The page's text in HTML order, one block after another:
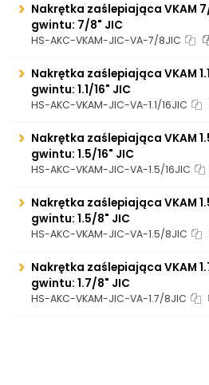
Nakrętka zaślepiająca VKAM
gwintu: 7/8" JIC
HS-AKC-VKAM-JIC-VA-7/8JIC
Nakrętka zaślepiająca VKAM
gwintu: 1.1/16" JIC
HS-AKC-VKAM-JIC-VA-1.1/16JIC
Nakrętka zaślepiająca VKAM
gwintu: 1.5/16" JIC
HS-AKC-VKAM-JIC-VA-1.5/16JIC
Nakrętka zaślepiająca VKAM
gwintu: 1.5/8" JIC
HS-AKC-VKAM-JIC-VA-1.5/8JIC
Nakrętka zaślepiająca VKAM
gwintu: 1.7/8" JIC
HS-AKC-VKAM-JIC-VA-1.7/8JIC